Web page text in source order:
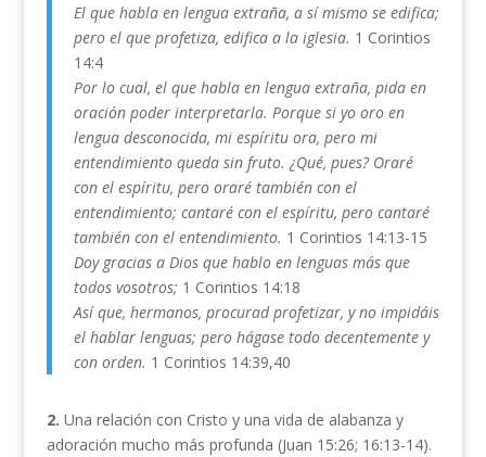
El que habla en lengua extraña, a sí mismo se edifica;
pero el que profetiza, edifica a la iglesia. 1 Corintios
14:4
Por lo cual, el que habla en lengua extraña, pida en
oración poder interpretarla. Porque si yo oro en
lengua desconocida, mi espíritu ora, pero mi
entendimiento queda sin fruto. ¿Qué, pues? Oraré
con el espíritu, pero oraré también con el
entendimiento; cantaré con el espíritu, pero cantaré
también con el entendimiento. 1 Corintios 14:13-15
Doy gracias a Dios que hablo en lenguas más que
todos vosotros; 1 Corintios 14:18
Así que, hermanos, procurad profetizar, y no impidáis
el hablar lenguas; pero hágase todo decentemente y
con orden. 1 Corintios 14:39,40
2. Una relación con Cristo y una vida de alabanza y
adoración mucho más profunda (Juan 15:26; 16:13-14).